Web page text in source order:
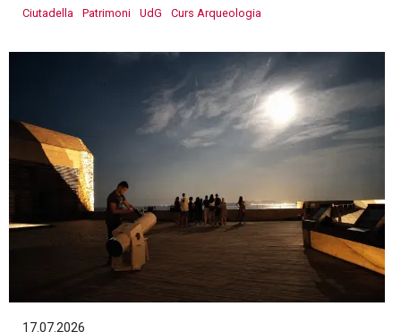
Ciutadella Patrimoni UdG Curs Arqueologia
17.07.2026